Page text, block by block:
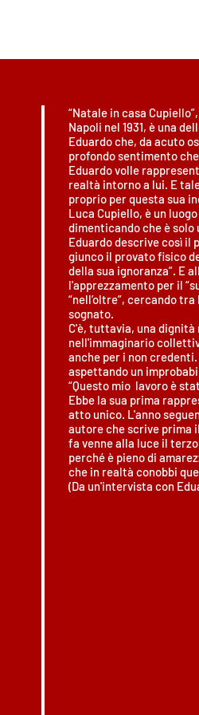
“Natale in casa
Napoli nel 1931, è una
Eduardo che, da acuto
profondo sentimento
Eduardo volle
realtà intorno a lui. E
proprio per questa sua
Luca Cupiello, è un
dimenticando che è
Eduardo descrive così il
giunco il provato fisico
della sua ignoranza”. E
l'apprezzamento per il
“nell’oltre”, cercando
sognato.
C'è, tuttavia, una dignità
nell'immaginario
anche per i non
aspettando un
“Questo mio lavoro è
Ebbe la sua prima
atto unico. L'anno
autore che scrive prima
fa venne alla luce il
perché è pieno di
che in realtà conobbi
(Da un'intervista con